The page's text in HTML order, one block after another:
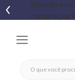
fechar menu
fechar menu
favoritos